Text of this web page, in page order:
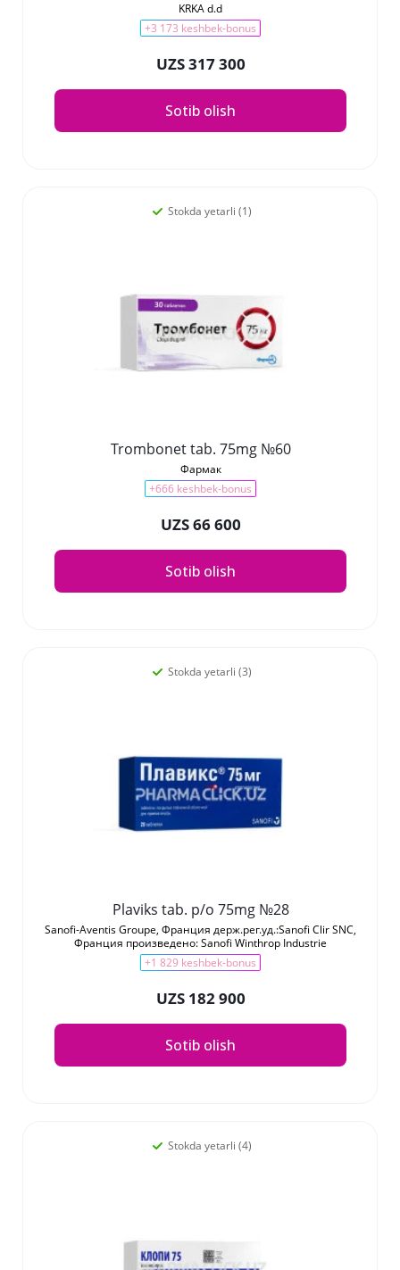
KRKA d.d
+3 173 keshbek-bonus
UZS 317 300
Sotib olish
Stokda yetarli (1)
Trombonet tab. 75mg №60
Фармак
+666 keshbek-bonus
UZS 66 600
Sotib olish
Stokda yetarli (3)
Plaviks tab. p/o 75mg №28
Sanofi-Aventis Groupe, Франция держ.рег.уд.:Sanofi Clir SNC,
Франция произведено: Sanofi Winthrop Industrie
+1 829 keshbek-bonus
UZS 182 900
Sotib olish
Stokda yetarli (4)